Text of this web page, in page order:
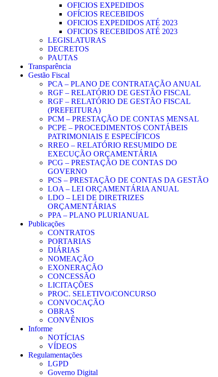
OFICIOS EXPEDIDOS
OFÍCIOS RECEBIDOS
OFICIOS EXPEDIDOS ATÉ 2023
OFICIOS RECEBIDOS ATÉ 2023
LEGISLATURAS
DECRETOS
PAUTAS
Transparência
Gestão Fiscal
PCA – PLANO DE CONTRATAÇÃO ANUAL
RGF – RELATÓRIO DE GESTÃO FISCAL
RGF – RELATÓRIO DE GESTÃO FISCAL
(PREFEITURA)
PCM – PRESTAÇÃO DE CONTAS MENSAL
PCPE – PROCEDIMENTOS CONTÁBEIS
PATRIMONIAIS E ESPECÍFICOS
RREO – RELATÓRIO RESUMIDO DE
EXECUÇÃO ORÇAMENTÁRIA
PCG – PRESTAÇÃO DE CONTAS DO
GOVERNO
PCS – PRESTAÇÃO DE CONTAS DA GESTÃO
LOA – LEI ORÇAMENTÁRIA ANUAL
LDO – LEI DE DIRETRIZES
ORÇAMENTÁRIAS
PPA – PLANO PLURIANUAL
Publicações
CONTRATOS
PORTARIAS
DIÁRIAS
NOMEAÇÃO
EXONERAÇÃO
CONCESSÃO
LICITAÇÕES
PROC. SELETIVO/CONCURSO
CONVOCAÇÃO
OBRAS
CONVÊNIOS
Informe
NOTÍCIAS
VÍDEOS
Regulamentações
LGPD
Governo Digital